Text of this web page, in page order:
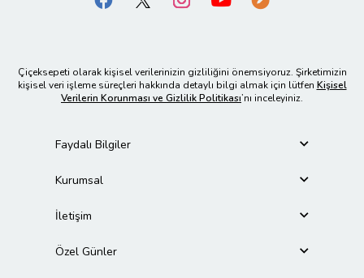
Çiçeksepeti olarak kişisel verilerinizin gizliliğini önemsiyoruz. Şirketimizin
kişisel veri işleme süreçleri hakkında detaylı bilgi almak için lütfen Kişisel
Verilerin Korunması ve Gizlilik Politikası’nı inceleyiniz.
Faydalı Bilgiler
Kurumsal
İletişim
Özel Günler